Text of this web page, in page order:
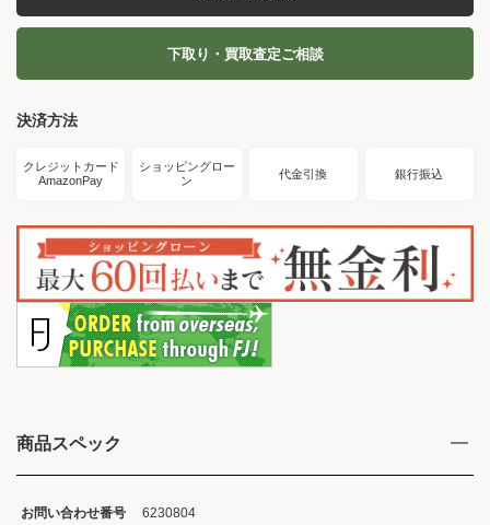
下取り・買取査定ご相談
決済方法
クレジットカード
AmazonPay
ショッピングロー
ン
代金引換 銀行振込
商品スペック
お問い合わせ番号
6230804